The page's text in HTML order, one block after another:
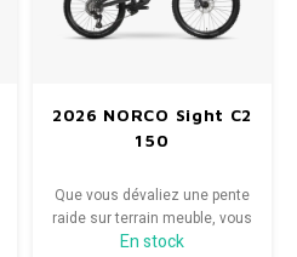
2026 NORCO Sight C2
150
Que vous dévaliez une pente
raide sur terrain meuble, vous
lanciez sur une spéciale
En stock